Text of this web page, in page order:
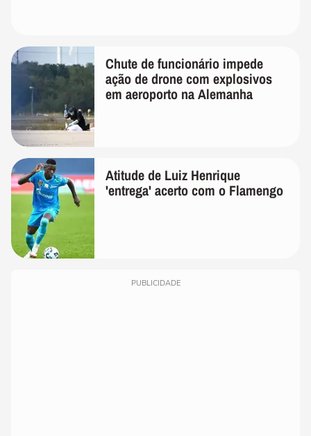
Chute de funcionário impede
ação de drone com explosivos
em aeroporto na Alemanha
Atitude de Luiz Henrique
'entrega' acerto com o Flamengo
PUBLICIDADE